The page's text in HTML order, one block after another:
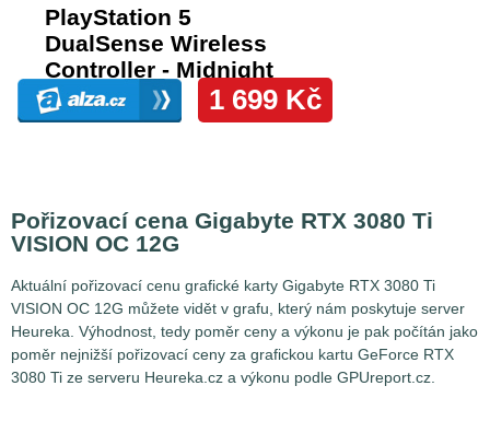
Pořizovací cena Gigabyte RTX 3080 Ti
VISION OC 12G
Aktuální pořizovací cenu grafické karty Gigabyte RTX 3080 Ti
VISION OC 12G můžete vidět v grafu, který nám poskytuje server
Heureka. Výhodnost, tedy poměr ceny a výkonu je pak počítán jako
poměr nejnižší pořizovací ceny za grafickou kartu GeForce RTX
3080 Ti ze serveru Heureka.cz a výkonu podle GPUreport.cz.